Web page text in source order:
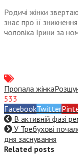
Родичі жінки
знає про її
чоловіка Ірини за
Пропала жінка
533
FacebookTwitter
В активній фазі
У Требухові
дня заснування
Related posts